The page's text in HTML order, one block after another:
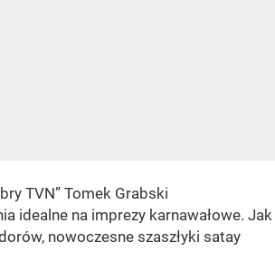
TVN” Tomek Grabski
idealne na imprezy karnawałowe. Jak
nowoczesne szaszłyki satay